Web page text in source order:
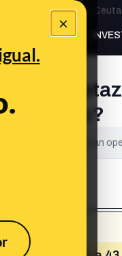
×
Ceuta•Bulos Ceuta
PREBUNKING
a
Congo?
been verified. It is an